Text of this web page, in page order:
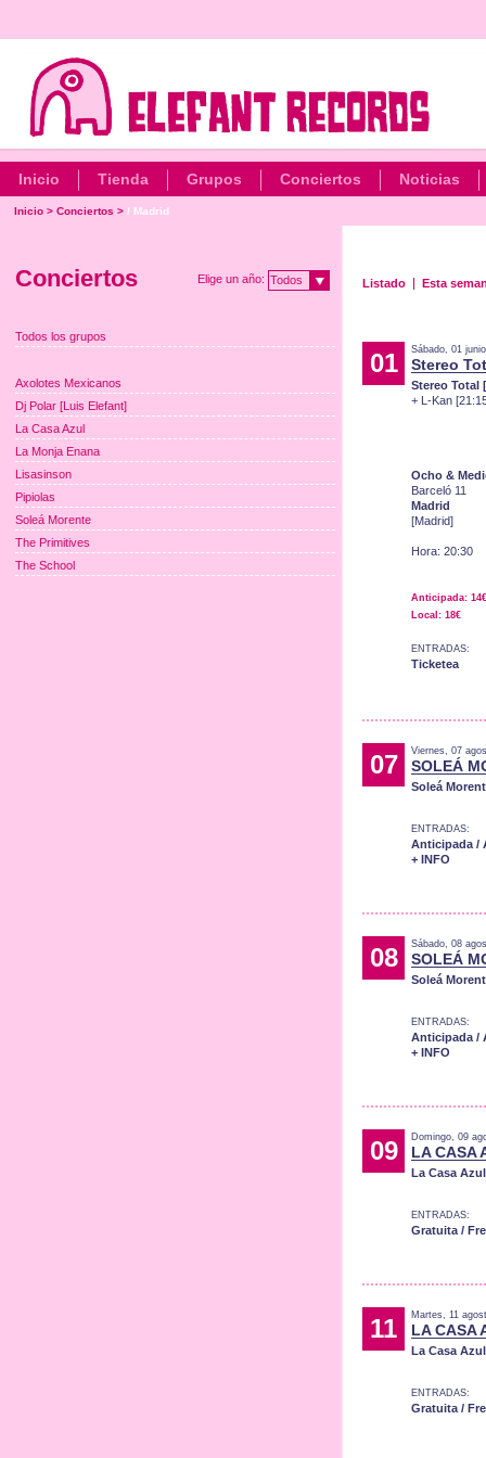
Inicio Tienda Grupos Conciertos Noticias
Inicio > Conciertos > / Madrid
Listado Esta
01 Sábado, 01
Stereo
Stereo Total
+ L-Kan
Ocho &
Barceló 11
Madrid
[Madrid]
Hora: 20:30
Anticipada: 14€
Local: 18€
ENTRADAS:
Ticketea
07 Viernes, 07
SOLEÁ
Soleá
ENTRADAS:
Anticipada /
+ INFO
08 Sábado, 08
SOLEÁ
Soleá
ENTRADAS:
Anticipada /
+ INFO
09 Domingo, 09
LA CASA
La Casa Azul
ENTRADAS:
Gratuita /
11 Martes, 11
LA CASA
La Casa Azul
ENTRADAS:
Gratuita /
Conciertos Elige un año: Todos
Todos los grupos
Axolotes Mexicanos
Dj Polar [Luis Elefant]
La Casa Azul
La Monja Enana
Lisasinson
Pipiolas
Soleá Morente
The Primitives
The School